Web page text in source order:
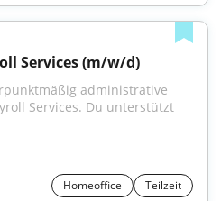
Services (m/w/d)
administrative
Services. Du unterstützt
Homeoffice Teilzeit